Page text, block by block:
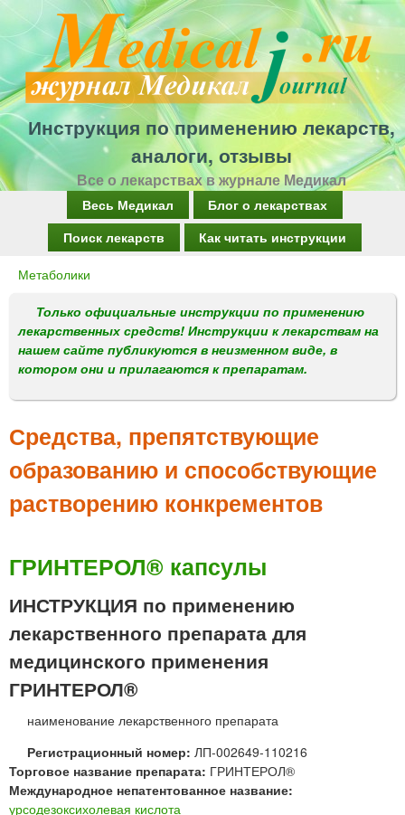
Перейти
к
основному
содержанию
Инструкция по применению лекарств,
аналоги, отзывы
Все о лекарствах в журнале Медикал
а
о
е
м
е
н
Весь Медикал
Блог о лекарствах
Поиск лекарств
Как читать инструкции
Вы
здесь
Метаболики
Только официальные инструкции по применению
лекарственных средств! Инструкции к лекарствам на
нашем сайте публикуются в неизменном виде, в
котором они и прилагаются к препаратам.
Средства, препятствующие
образованию и способствующие
растворению конкрементов
ГРИНТЕРОЛ® капсулы
ИНСТРУКЦИЯ по применению
лекарственного препарата для
медицинского применения
ГРИНТЕРОЛ®
наименование лекарственного препарата
Регистрационный номер: ЛП-002649-110216
Торговое название препарата: ГРИНТЕРОЛ®
Международное непатентованное название:
урсодезоксихолевая кислота